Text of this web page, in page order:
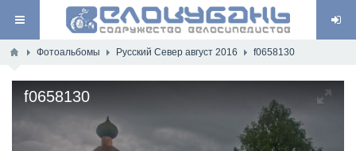
Фотоальбомы Русский Север август 2016 f0658130
f0658130